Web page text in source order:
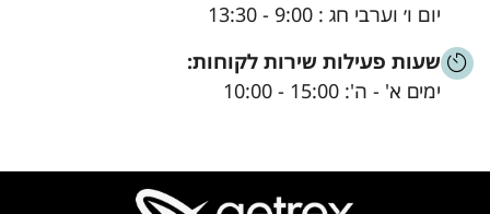
יום ו׳ וערבי חג : 9:00 - 13:30
שעות פעילות שירות לקוחות:
ימים א' - ה': 15:00 - 10:00